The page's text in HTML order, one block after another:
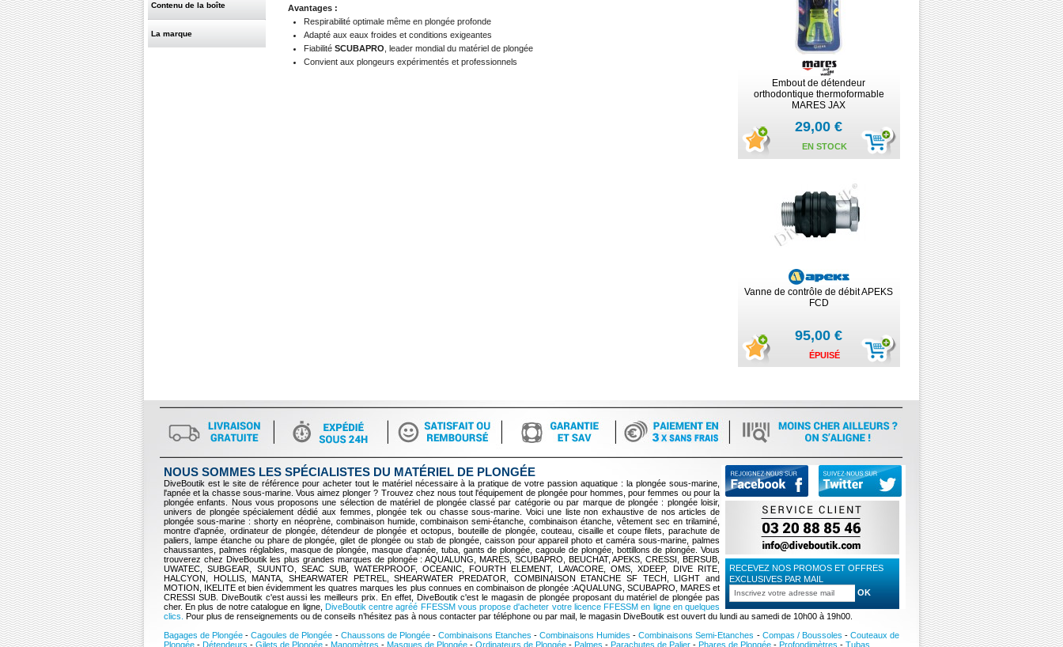
Contenu de la boîte
La marque
Avantages :
Respirabilité optimale même en plongée profonde
Adapté aux eaux froides et conditions exigeantes
Fiabilité SCUBAPRO , leader mondial du matériel de plongée
Convient aux plongeurs expérimentés et professionnels
Embout de détendeur
orthodontique thermoformable
MARES JAX
29,00 €
EN STOCK
Vanne de contrôle de débit APEKS
FCD
95,00 €
ÉPUISÉ
NOUS SOMMES LES SPÉCIALISTES DU MATÉRIEL DE PLONGÉE
DiveBoutik est le site de référence pour acheter tout le matériel nécessaire à la pratique de votre passion aquatique : la plongée sous-marine,
l'apnée et la chasse sous-marine. Vous aimez plonger ? Trouvez chez nous tout l'équipement de plongée pour hommes, pour femmes ou pour la
plongée enfants. Nous vous proposons une sélection de matériel de plongée classé par catégorie ou par marque de plongée : plongée loisir,
univers de plongée spécialement dédié aux femmes, plongée tek ou chasse sous-marine. Voici une liste non exhaustive de nos articles de
plongée sous-marine : shorty en néoprène, combinaison humide, combinaison semi-étanche, combinaison étanche, vêtement sec en trilaminé,
montre d'apnée, ordinateur de plongée, détendeur de plongée et octopus, bouteille de plongée, couteau, cisaille et coupe filets, parachute de
paliers, lampe étanche ou phare de plongée, gilet de plongée ou stab de plongée, caisson pour appareil photo et caméra sous-marine, palmes
chaussantes, palmes réglables, masque de plongée, masque d'apnée, tuba, gants de plongée, cagoule de plongée, bottillons de plongée. Vous
trouverez chez DiveBoutik les plus grandes marques de plongée : AQUALUNG, MARES, SCUBAPRO, BEUCHAT, APEKS, CRESSI, BERSUB,
UWATEC, SUBGEAR, SUUNTO, SEAC SUB, WATERPROOF, OCEANIC, FOURTH ELEMENT, LAVACORE, OMS, XDEEP, DIVE RITE,
HALCYON, HOLLIS, MANTA, SHEARWATER PETREL, SHEARWATER PREDATOR, COMBINAISON ETANCHE SF TECH, LIGHT and
MOTION, IKELITE et bien évidemment les quatres marques les plus connues en combinaison de plongée :AQUALUNG, SCUBAPRO, MARES et
CRESSI SUB. DiveBoutik c'est aussi les meilleurs prix. En effet, DiveBoutik c'est le magasin de plongée proposant du matériel de plongée pas
cher. En plus de notre catalogue en ligne, DiveBoutik centre agréé FFESSM vous propose d'acheter votre licence FFESSM en ligne en quelques
clics. Pour plus de renseignements ou de conseils n’hésitez pas à nous contacter par téléphone ou par mail, le magasin DiveBoutik est ouvert du lundi au samedi de 10h00 à 19h00.
Bagages de Plongée -Cagoules de Plongée - Chaussons de Plongée- Combinaisons Etanches -Combinaisons Humides -Combinaisons Semi-Etanches - Compas / Boussoles - Couteaux de
Plongée - Détendeurs - Gilets de Plongée - Manomètres - Masques de Plongée - Ordinateurs de Plongée - Palmes - Parachutes de Palier - Phares de Plongée - Profondimètres - Tubas
RECEVEZ NOS PROMOS ET OFFRES
EXCLUSIVES PAR MAIL